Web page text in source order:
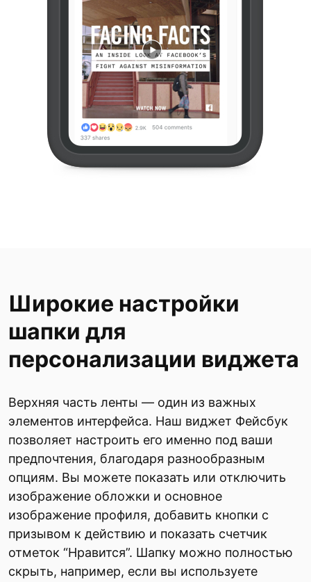
Широкие настройки
шапки для
персонализации виджета
Верхняя часть ленты — один из важных
элементов интерфейса. Наш виджет Фейсбук
позволяет настроить его именно под ваши
предпочтения, благодаря разнообразным
опциям. Вы можете показать или отключить
изображение обложки и основное
изображение профиля, добавить кнопки с
призывом к действию и показать счетчик
отметок “Нравится”. Шапку можно полностью
скрыть, например, если вы используете